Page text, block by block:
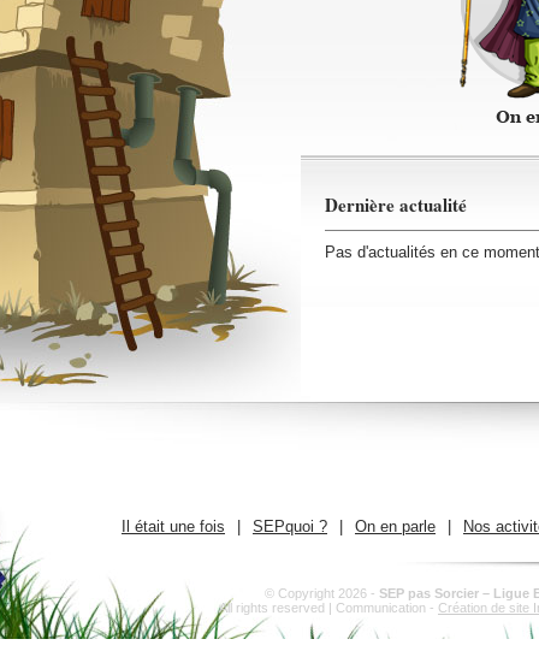
Dernière actualité
Pas d'actualités en ce moment
Il était une fois SEPquoi ? On en parle Nos
© Copyright 2026 - SEP pas Sorcier – Ligue
All rights reserved | Communication - Création de site